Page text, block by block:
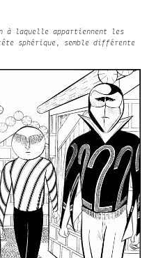
laquelle appartiennent les
tête sphérique, semble différente